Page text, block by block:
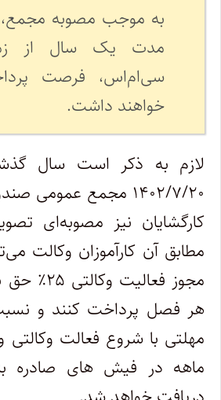
به موجب مصوبه مجمع،
مدت یک سال از
سی‌ام‌اس، فرصت
خواهند داشت.
لازم به ذکر است سال
۱۴۰۲/۷/۲۰ مجمع
کارگشایان نیز مصوبه‌ای
مطابق آن کارآموزان وکالت
مجوز
هر فصل پرداخت کنند و
ماهه در فیش های صادره